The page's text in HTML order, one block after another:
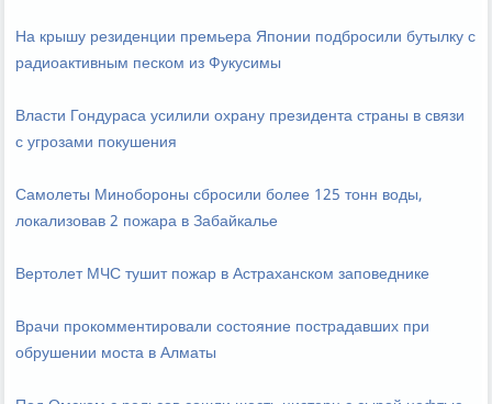
На крышу резиденции премьера Японии подбросили бутылку с
радиоактивным песком из Фукусимы
Власти Гондураса усилили охрану президента страны в связи
с угрозами покушения
Самолеты Минобороны сбросили более 125 тонн воды,
локализовав 2 пожара в Забайкалье
Вертолет МЧС тушит пожар в Астраханском заповеднике
Врачи прокомментировали состояние пострадавших при
обрушении моста в Алматы